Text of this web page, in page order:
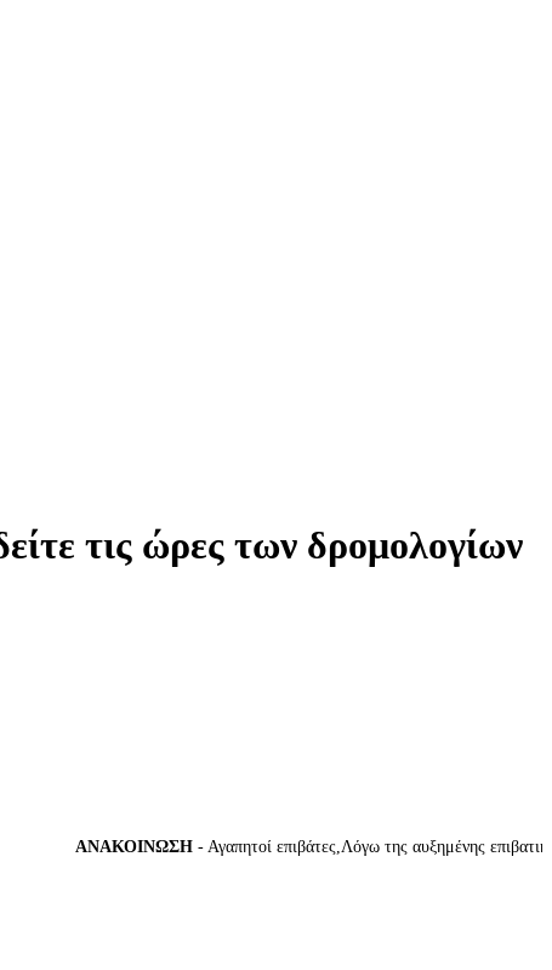
τις ώρες των δρομολογίων
ΑΝΑΚΟΙΝΩΣΗ- Αγαπητοί επιβάτες,Λόγω της αυξημένης επιβατικής